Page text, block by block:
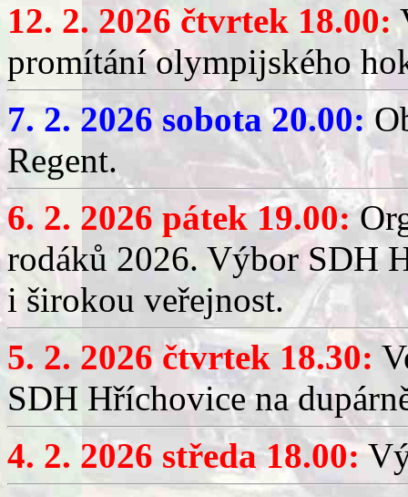
12. 2. 2026 čtvrtek 18.00:
promítání olympijského
7. 2. 2026 sobota 20.00:
Regent.
6. 2. 2026 pátek 19.00:
rodáků 2026. Výbor SDH
i širokou veřejnost.
5. 2. 2026 čtvrtek 18.30:
SDH Hříchovice na
4. 2. 2026 středa 18.00: